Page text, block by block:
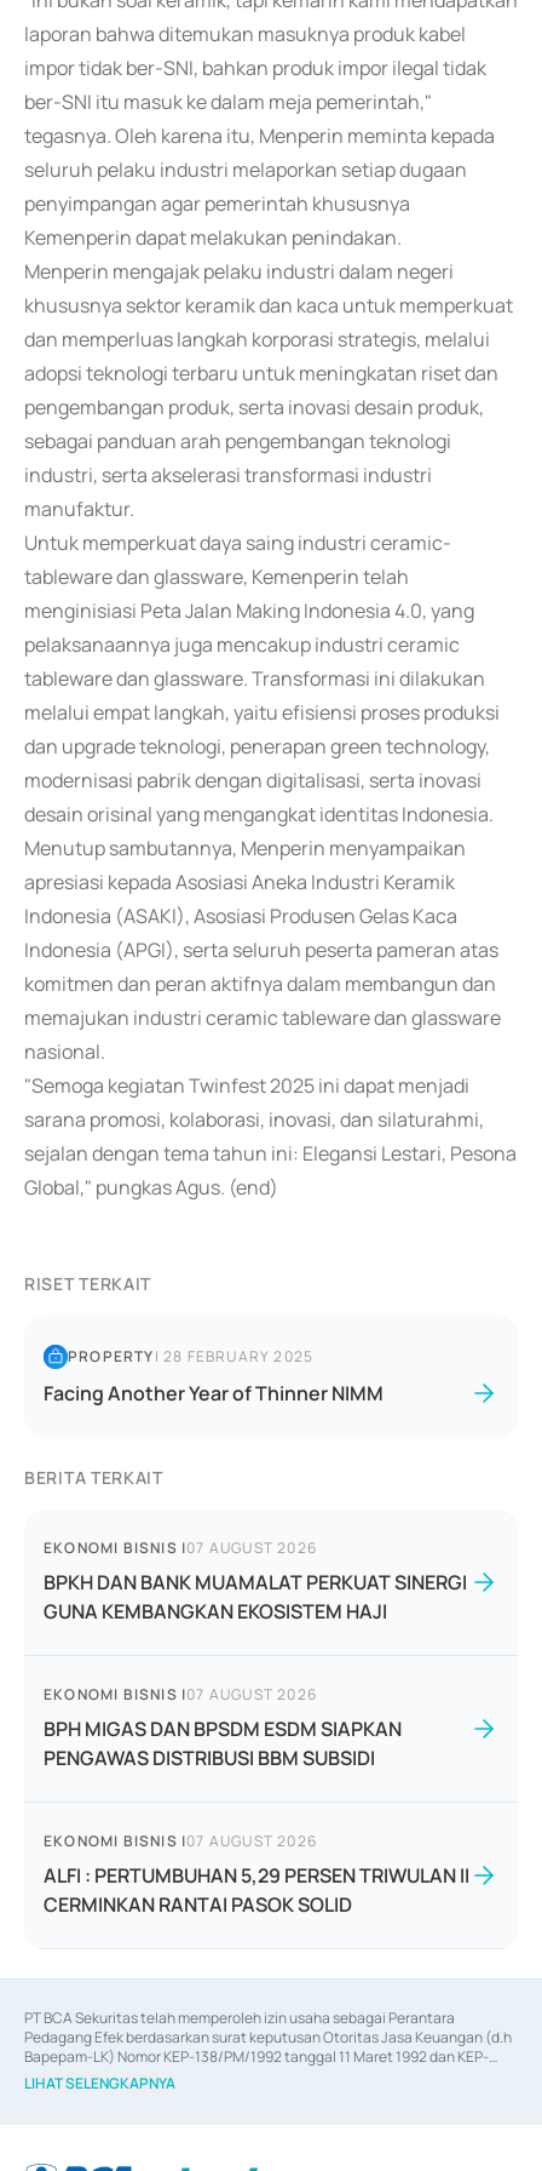
laporan bahwa ditemukan masuknya produk kabel
impor tidak ber-SNI, bahkan produk impor ilegal tidak
ber-SNI itu masuk ke dalam meja pemerintah,"
tegasnya. Oleh karena itu, Menperin meminta kepada
seluruh pelaku industri melaporkan setiap dugaan
penyimpangan agar pemerintah khususnya
Kemenperin dapat melakukan penindakan.
Menperin mengajak pelaku industri dalam negeri
khususnya sektor keramik dan kaca untuk memperkuat
dan memperluas langkah korporasi strategis, melalui
adopsi teknologi terbaru untuk meningkatan riset dan
pengembangan produk, serta inovasi desain produk,
sebagai panduan arah pengembangan teknologi
industri, serta akselerasi transformasi industri
manufaktur.
Untuk memperkuat daya saing industri ceramic-
tableware dan glassware, Kemenperin telah
menginisiasi Peta Jalan Making Indonesia 4.0, yang
pelaksanaannya juga mencakup industri ceramic
tableware dan glassware. Transformasi ini dilakukan
melalui empat langkah, yaitu efisiensi proses produksi
dan upgrade teknologi, penerapan green technology,
modernisasi pabrik dengan digitalisasi, serta inovasi
desain orisinal yang mengangkat identitas Indonesia.
Menutup sambutannya, Menperin menyampaikan
apresiasi kepada Asosiasi Aneka Industri Keramik
Indonesia (ASAKI), Asosiasi Produsen Gelas Kaca
Indonesia (APGI), serta seluruh peserta pameran atas
komitmen dan peran aktifnya dalam membangun dan
memajukan industri ceramic tableware dan glassware
nasional.
"Semoga kegiatan Twinfest 2025 ini dapat menjadi
sarana promosi, kolaborasi, inovasi, dan silaturahmi,
sejalan dengan tema tahun ini: Elegansi Lestari, Pesona
Global," pungkas Agus. (end)
RISET TERKAIT
PROPERTY|28 FEBRUARY 2025
Facing Another Year of Thinner NIMM
BERITA TERKAIT
EKONOMI BISNIS |07 AUGUST 2026
BPKH DAN BANK MUAMALAT PERKUAT SINERGI
GUNA KEMBANGKAN EKOSISTEM HAJI
EKONOMI BISNIS |07 AUGUST 2026
BPH MIGAS DAN BPSDM ESDM SIAPKAN
PENGAWAS DISTRIBUSI BBM SUBSIDI
EKONOMI BISNIS |07 AUGUST 2026
ALFI : PERTUMBUHAN 5,29 PERSEN TRIWULAN II
CERMINKAN RANTAI PASOK SOLID
PT BCA Sekuritas telah memperoleh izin usaha sebagai Perantara
Pedagang Efek berdasarkan surat keputusan Otoritas Jasa Keuangan (d.h
Bapepam-LK) Nomor KEP-138/PM/1992 tanggal 11 Maret 1992 dan KEP-
06/D.04/2014 tanggal 28 Februari 2014, izin usaha sebagai Penjamin Emisi
Efek berdasarkan surat keputusan Otoritas Jasa Keuangan Nomor KEP-
LIHAT SELENGKAPNYA